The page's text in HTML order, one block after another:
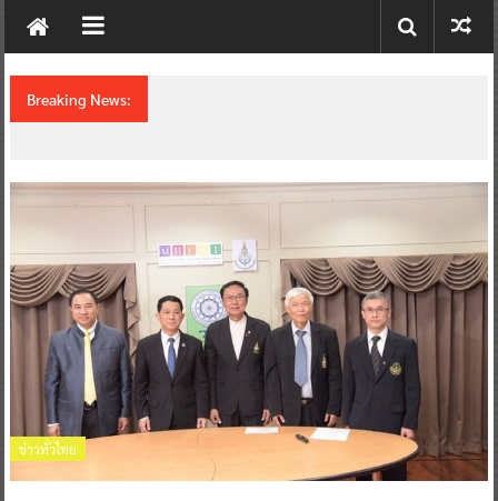
New
Breaking News:
ข่าวทั่วไทย